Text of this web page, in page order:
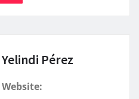
Yelindi Pérez
Website: